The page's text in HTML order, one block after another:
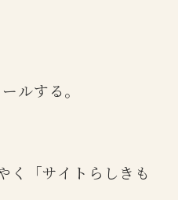
ルする。
く「サイトらしきも